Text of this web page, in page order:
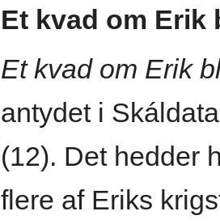
Et kvad om Erik
Et kvad om Erik
antydet i
(12). Det hedder
flere af Eriks